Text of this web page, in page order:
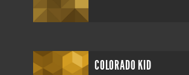
COLORADO KID